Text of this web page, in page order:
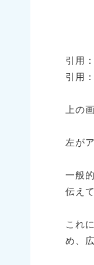
引用
引用
上の
左が
一般
伝え
これ
め、